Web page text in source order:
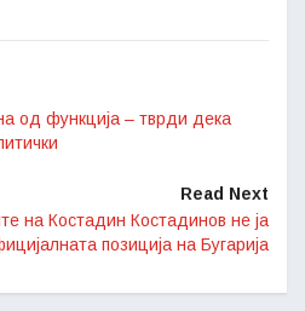
од функција – тврди дека
Read Next
на Костадин Костадинов не ја
позиција на Бугарија